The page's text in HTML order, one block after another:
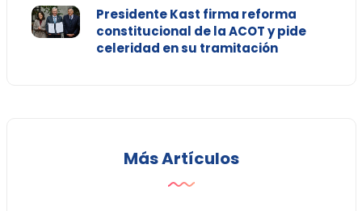
Presidente Kast firma reforma
constitucional de la ACOT y pide
celeridad en su tramitación
Más Artículos